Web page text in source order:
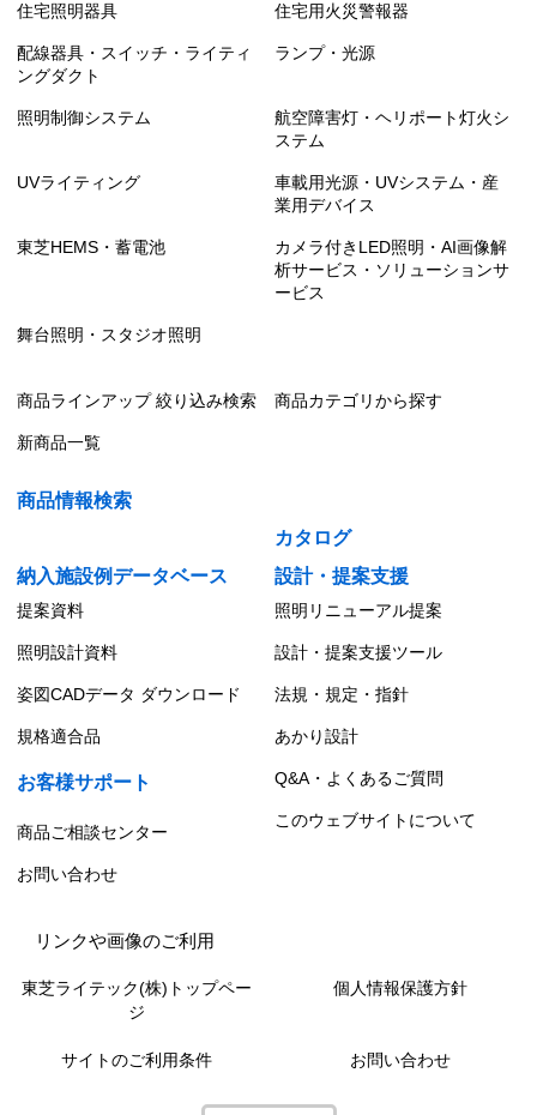
住宅照明器具 住宅用火災警報器
配線器具・スイッチ・ライティ
ングダクト
ランプ・光源
照明制御システム
航空障害灯・ヘリポート灯火シ
ステム
UVライティング
車載用光源・UVシステム・産
業用デバイス
東芝HEMS・蓄電池
カメラ付きLED照明・AI画像解
析サービス・ソリューションサ
ービス
舞台照明・スタジオ照明
商品ラインアップ 絞り込み検索 商品カテゴリから探す
新商品一覧
商品情報検索
カタログ
納入施設例データベース
設計・提案支援
提案資料 照明リニューアル提案
照明設計資料 設計・提案支援ツール
姿図CADデータ ダウンロード 法規・規定・指針
規格適合品 あかり設計
お客様サポート Q&A・よくあるご質問
商品ご相談センター
このウェブサイトについて
お問い合わせ
リンクや画像のご利用
東芝ライテック(株)トップペー
ジ
個人情報保護方針
サイトのご利用条件 お問い合わせ